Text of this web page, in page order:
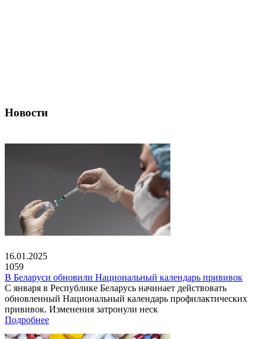
Новости
16.01.2025
1059
В Беларуси обновили Национальный календарь прививок
С января в Республике Беларусь начинает действовать
обновленный Национальный календарь профилактических
прививок. Изменения затронули неск
Подробнее